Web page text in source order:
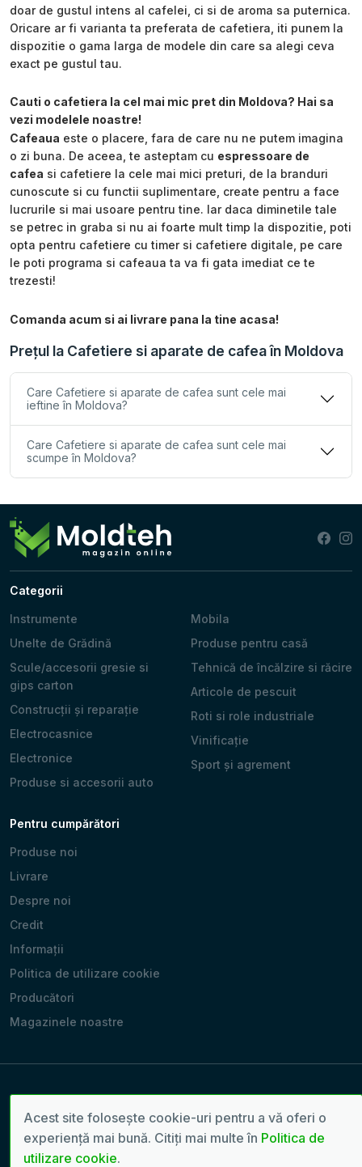
doar de gustul intens al cafelei, ci si de aroma sa puternica.
Oricare ar fi varianta ta preferata de cafetiera, iti punem la
dispozitie o gama larga de modele din care sa alegi ceva
exact pe gustul tau.
Cauti o cafetiera la cel mai mic pret din Moldova? Hai sa
vezi modelele noastre!
Cafeaua este o placere, fara de care nu ne putem imagina
o zi buna. De aceea, te asteptam cu espressoare de
cafea si cafetiere la cele mai mici preturi, de la branduri
cunoscute si cu functii suplimentare, create pentru a face
lucrurile si mai usoare pentru tine. Iar daca diminetile tale
se petrec in graba si nu ai foarte mult timp la dispozitie, poti
opta pentru cafetiere cu timer si cafetiere digitale, pe care
le poti programa si cafeaua ta va fi gata imediat ce te
trezesti!
Comanda acum si ai livrare pana la tine acasa!
Prețul la Cafetiere si aparate de cafea în Moldova
Care Cafetiere si aparate de cafea sunt cele mai
ieftine în Moldova?
Care Cafetiere si aparate de cafea sunt cele mai
scumpe în Moldova?
Categorii
Instrumente
Unelte de Grădină
Scule/accesorii gresie si
gips carton
Construcții și reparație
Electrocasnice
Electronice
Produse si accesorii auto
Mobila
Produse pentru casă
Tehnică de încălzire si răcire
Articole de pescuit
Roti si role industriale
Vinificație
Sport și agrement
Pentru cumpărători
Produse noi
Livrare
Despre noi
Credit
Informații
Politica de utilizare cookie
Producători
Magazinele noastre
generată în: 0.0679 sec.
Creare site-uri: seven.md
Acest site folosește cookie-uri pentru a vă oferi o
experiență mai bună. Citiți mai multe în Politica de
utilizare cookie.